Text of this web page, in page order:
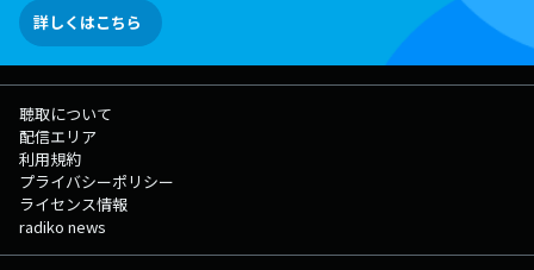
詳しくはこちら
聴取について
配信エリア
利用規約
プライバシーポリシー
ライセンス情報
radiko news